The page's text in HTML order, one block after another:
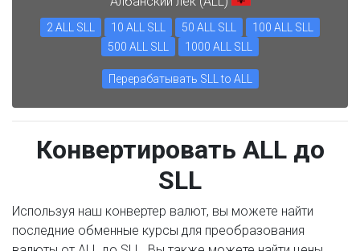
2 ALL SLL 10 ALL SLL 50 ALL SLL
100 ALL SLL
500 ALL SLL
1000 ALL SLL
Перерабатывать SLL to ALL
Конвертировать ALL до
SLL
Используя наш конвертер валют, вы можете найти
последние обменные курсы для преобразования